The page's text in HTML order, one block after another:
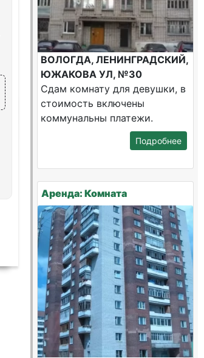
ВОЛОГДА, ЛЕНИНГРАДСКИЙ,
ЮЖАКОВА УЛ, №30
Сдам комнату для девушки, в
стоимость включены
коммунальны платежи.
Подробнее
Аренда: Комната